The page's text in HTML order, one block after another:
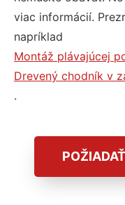
viac informácií.
napríklad
Montáž plávajúcej
Drevený chodník v
.